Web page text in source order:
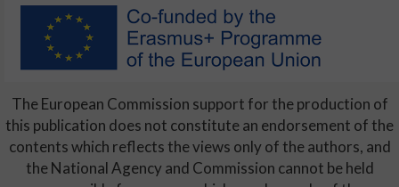
The European Commission support for the production of
this publication does not constitute an endorsement of the
contents which reflects the views only of the authors, and
the National Agency and Commission cannot be held